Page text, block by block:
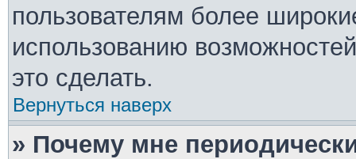
пользователям более
использованию
это сделать.
Вернуться наверх
» Почему мне